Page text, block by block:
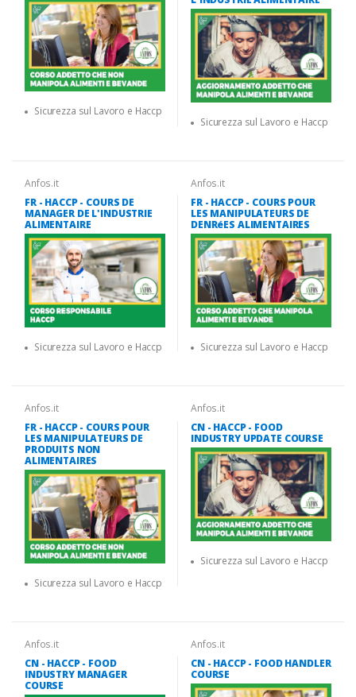
Sicurezza sul Lavoro e Haccp
Sicurezza sul Lavoro e Haccp
Anfos.it
FR - HACCP - COURS DE
MANAGER DE L'INDUSTRIE
ALIMENTAIRE
Sicurezza sul Lavoro e Haccp
Anfos.it
FR - HACCP - COURS POUR
LES MANIPULATEURS DE
DENRéES ALIMENTAIRES
Sicurezza sul Lavoro e Haccp
Anfos.it
FR - HACCP - COURS POUR
LES MANIPULATEURS DE
PRODUITS NON
ALIMENTAIRES
Sicurezza sul Lavoro e Haccp
Anfos.it
CN - HACCP - FOOD
INDUSTRY UPDATE COURSE
Sicurezza sul Lavoro e Haccp
Anfos.it
CN - HACCP - FOOD
INDUSTRY MANAGER
COURSE
Anfos.it
CN - HACCP - FOOD HANDLER
COURSE